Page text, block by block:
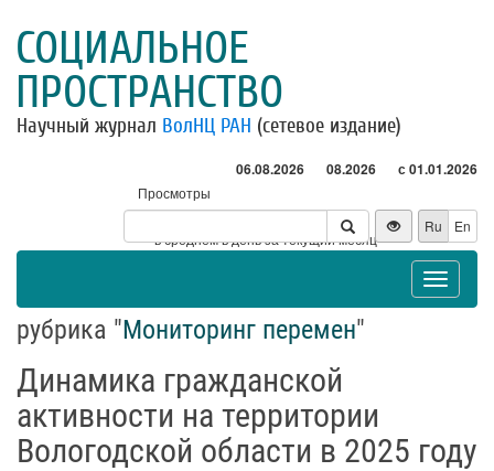
СОЦИАЛЬНОЕ
ПРОСТРАНСТВО
Научный журнал ВолНЦ РАН (сетевое издание)
06.08.2026 08.2026 с 01.01.2026
Просмотры
Посетители
* - в среднем в день за текущий месяц
Ru En
Toggle
рубрика "Мониторинг перемен"
Динамика гражданской
активности на территории
Вологодской области в 2025 году